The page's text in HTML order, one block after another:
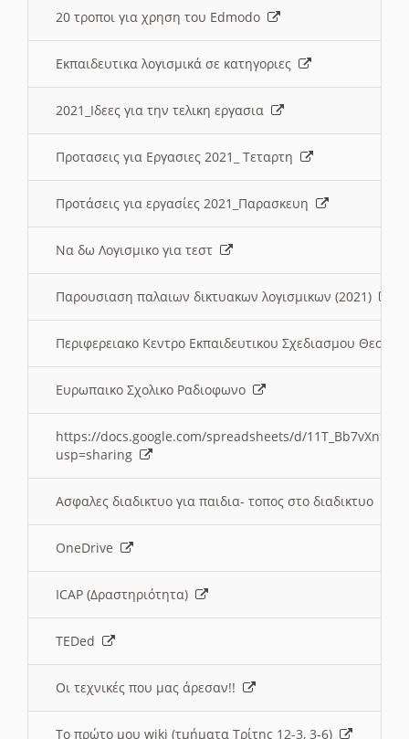
20 τροποι για χρηση του Edmodo
Εκπαιδευτικα λογισμικά σε κατηγοριες
2021_Ιδεες για την τελικη εργασια
Προτασεις για Εργασιες 2021_ Τεταρτη
Προτάσεις για εργασίες 2021_Παρασκευη
Να δω Λογισμικο για τεστ
Παρουσιαση παλαιων δικτυακων λογισμικων (2021)
Περιφερειακο Κεντρο Εκπαιδευτικου Σχεδιασμου
Ευρωπαικο Σχολικο Ραδιοφωνο
https://docs.google.com/spreadsheets/d/
usp=sharing
Ασφαλες διαδικτυο για παιδια- τοπος στο διαδικτυο
OneDrive
ICAP (Δραστηριότητα)
TEDed
Οι τεχνικές που μας άρεσαν!!
Το πρώτο μου wiki (τμήματα Τρίτης 12-3, 3-6)